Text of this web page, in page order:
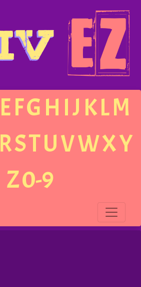
EFGH IJ KLM
RSTUVWXY
Z0-9